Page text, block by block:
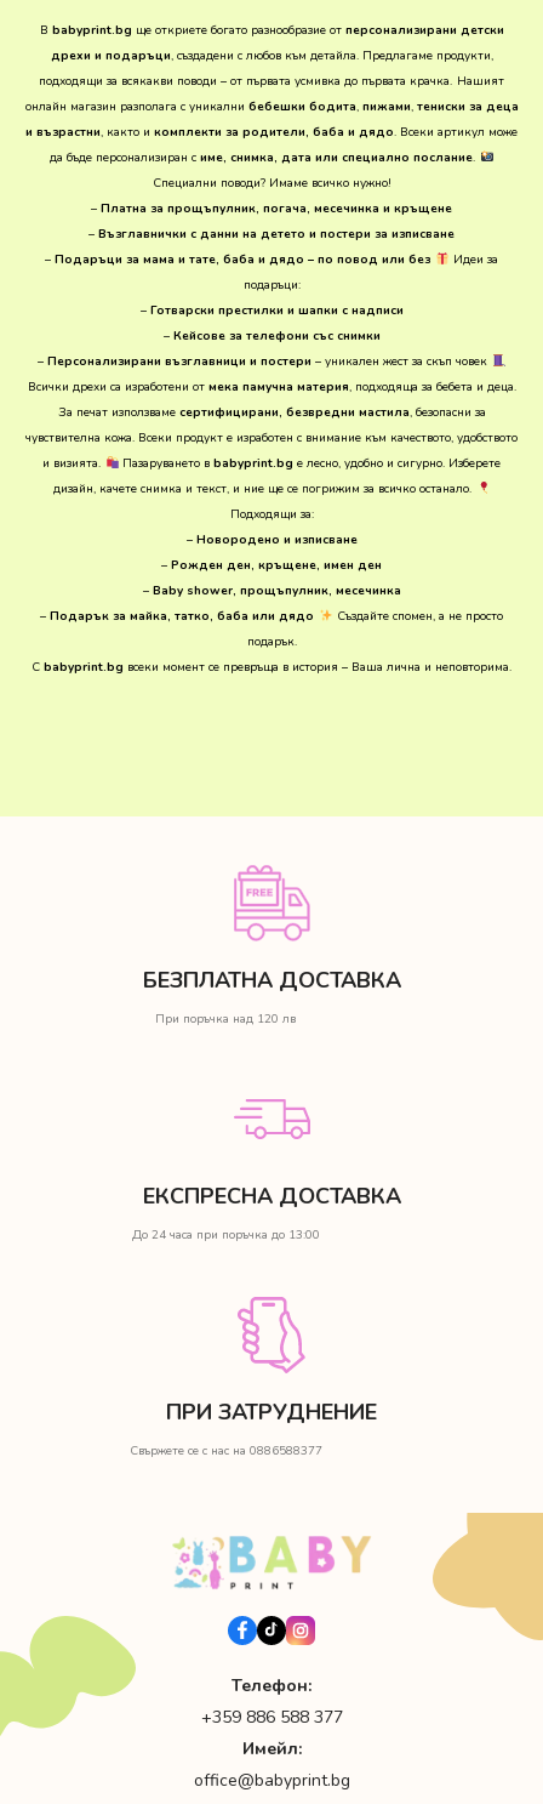
В babyprint.bg ще откриете богато разнообразие от персонализирани детски
дрехи и подаръци, създадени с любов към детайла. Предлагаме продукти,
подходящи за всякакви поводи – от първата усмивка до първата крачка. Нашият
онлайн магазин разполага с уникални бебешки бодита, пижами, тениски за деца
и възрастни, както и комплекти за родители, баба и дядо. Всеки артикул може
да бъде персонализиран с име, снимка, дата или специално послание.
Специални поводи? Имаме всичко нужно!
– Платна за прощъпулник, погача, месечинка и кръщене
– Възглавнички с данни на детето и постери за изписване
–Подаръци за мама и тате, баба и дядо – по повод или без
Идеи за
подаръци:
– Готварски престилки и шапки с надписи
– Кейсове за телефони със снимки
– Персонализирани възглавници и постери – уникален жест за скъп човек
Всички дрехи са изработени от мека памучна материя, подходяща за бебета и деца.
За печат използваме сертифицирани, безвредни мастила, безопасни за
чувствителна кожа. Всеки продукт е изработен с внимание към качеството, удобството
и визията.
Пазаруването вbabyprint.bg е лесно, удобно и сигурно. Изберете
дизайн, качете снимка и текст, и ние ще се погрижим за всичко останало.
Подходящи за:
– Новородено и изписване
– Рожден ден, кръщене, имен ден
– Baby shower, прощъпулник, месечинка
–Подарък за майка, татко, баба или дядо
Създайте спомен, а не просто
подарък.
С babyprint.bg всеки момент се превръща в история – Ваша лична и неповторима.
БЕЗПЛАТНА ДОСТАВКА
При поръчка над 120 лв
ЕКСПРЕСНА ДОСТАВКА
До 24 часа при поръчка до 13:00
ПРИ ЗАТРУДНЕНИЕ
Свържете се с нас на 0886588377
Телефон:
+359 886 588 377
Имейл:
office@babyprint.bg